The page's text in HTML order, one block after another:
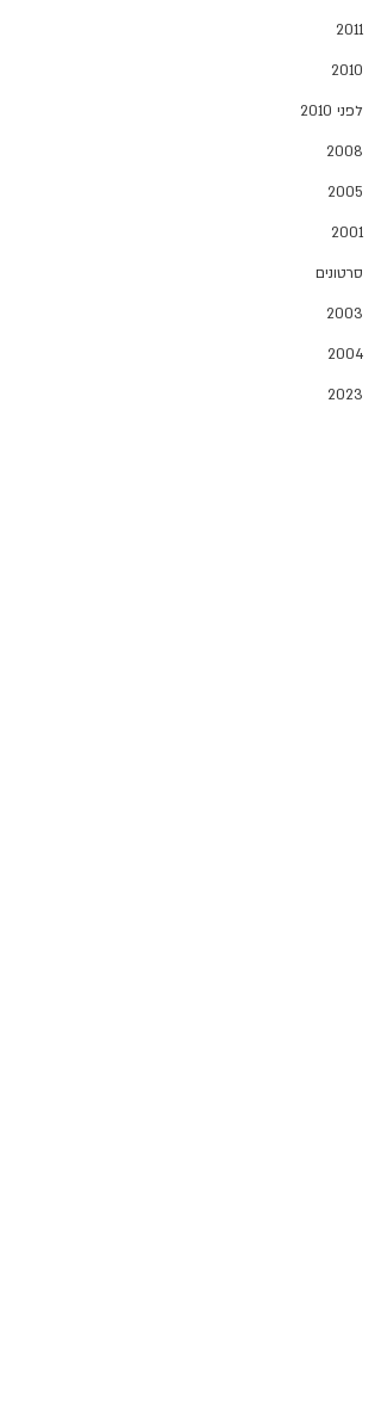
2011
2010
לפני 2010
2008
2005
2001
סרטונים
2003
2004
2023